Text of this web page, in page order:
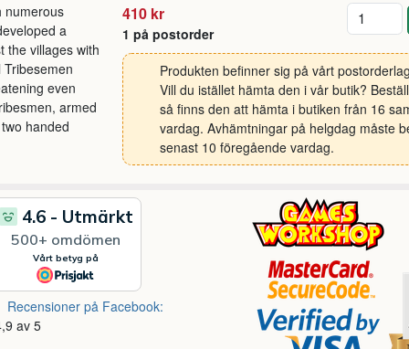
numerous
a
the villages with
even
armed
handed
410 kr
1 på postorder
Antal
Produkten befinner sig på vårt
Vill du istället hämta den i vår butik?
så finns den att hämta i butiken från 16
vardag. Avhämtningar på helgdag måste
senast 10 föregående vardag.
Recensioner på Facebook:
av 5